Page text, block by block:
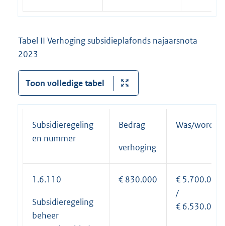
Tabel II Verhoging subsidieplafonds najaarsnota
2023
Toon volledige tabel
Subsidieregeling
en nummer
Bedrag
verhoging
Was/wordt
1.6.110
Subsidieregeling
beheer
€ 830.000
€ 5.700.000
/
€ 6.530.000